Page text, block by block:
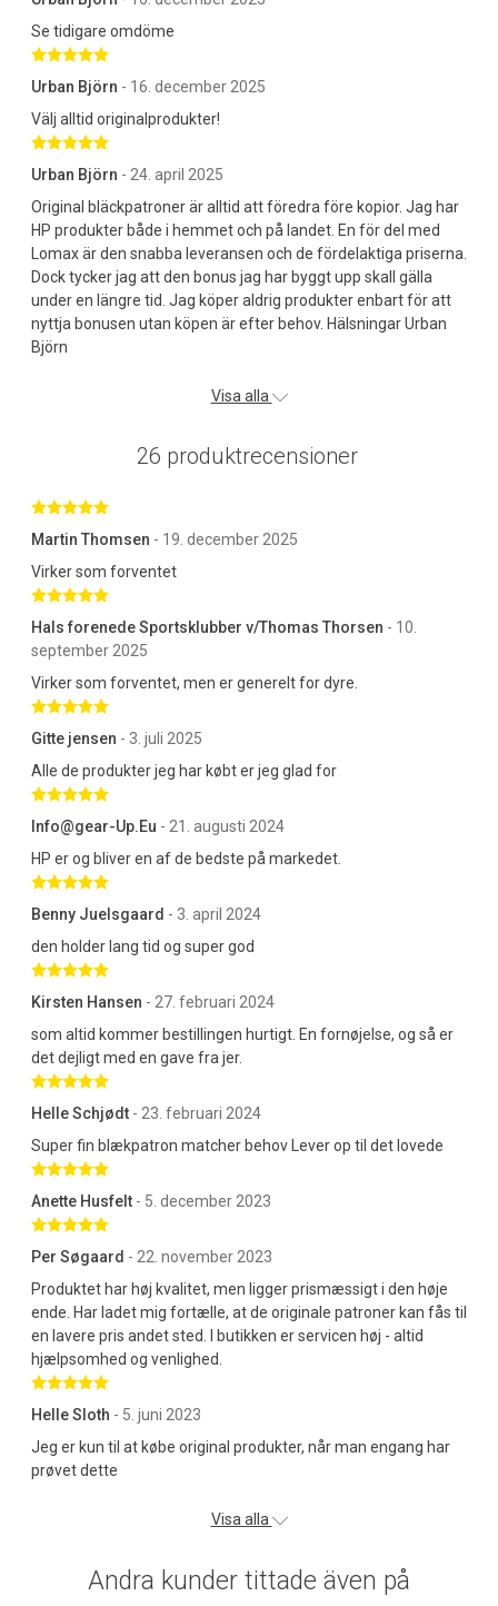
Se tidigare omdöme
Betygsatt 5 av 5 stjärnor
Urban Björn - 16. december 2025
Välj alltid originalprodukter!
Betygsatt 5 av 5 stjärnor
Urban Björn - 24. april 2025
Original bläckpatroner är alltid att föredra före kopior. Jag har
HP produkter både i hemmet och på landet. En för del med
Lomax är den snabba leveransen och de fördelaktiga priserna.
Dock tycker jag att den bonus jag har byggt upp skall gälla
under en längre tid. Jag köper aldrig produkter enbart för att
nyttja bonusen utan köpen är efter behov. Hälsningar Urban
Björn
Visa alla
26 produktrecensioner
Betygsatt 5 av 5 stjärnor
Martin Thomsen - 19. december 2025
Virker som forventet
Betygsatt 5 av 5 stjärnor
Hals forenede Sportsklubber v/Thomas Thorsen - 10.
september 2025
Virker som forventet, men er generelt for dyre.
Betygsatt 5 av 5 stjärnor
Gitte jensen - 3. juli 2025
Alle de produkter jeg har købt er jeg glad for
Betygsatt 5 av 5 stjärnor
Info@gear-Up.Eu - 21. augusti 2024
HP er og bliver en af de bedste på markedet.
Betygsatt 5 av 5 stjärnor
Benny Juelsgaard - 3. april 2024
den holder lang tid og super god
Betygsatt 5 av 5 stjärnor
Kirsten Hansen - 27. februari 2024
som altid kommer bestillingen hurtigt. En fornøjelse, og så er
det dejligt med en gave fra jer.
Betygsatt 5 av 5 stjärnor
Helle Schjødt - 23. februari 2024
Super fin blækpatron matcher behov Lever op til det lovede
Betygsatt 5 av 5 stjärnor
Anette Husfelt - 5. december 2023
Betygsatt 5 av 5 stjärnor
Per Søgaard - 22. november 2023
Produktet har høj kvalitet, men ligger prismæssigt i den høje
ende. Har ladet mig fortælle, at de originale patroner kan fås til
en lavere pris andet sted. I butikken er servicen høj - altid
hjælpsomhed og venlighed.
Betygsatt 5 av 5 stjärnor
Helle Sloth - 5. juni 2023
Jeg er kun til at købe original produkter, når man engang har
prøvet dette
Visa alla
Andra kunder tittade även på